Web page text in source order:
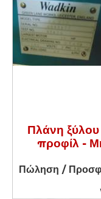
Πλάνη
προφίλ -
Πώληση /